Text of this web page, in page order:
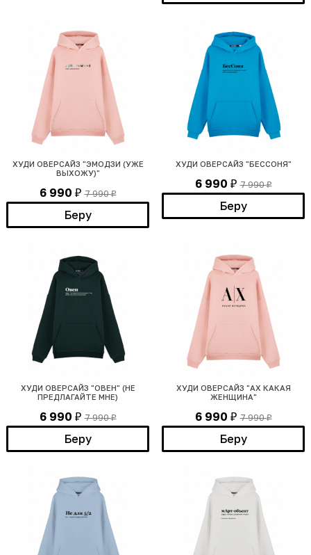
ХУДИ ОВЕРСАЙЗ "ЭМОДЗИ (УЖЕ
ВЫХОЖУ)"
6 990 ₽ 7 990₽
Беру
ХУДИ ОВЕРСАЙЗ "БЕССОНЯ"
6 990 ₽ 7 990₽
Беру
ХУДИ ОВЕРСАЙЗ "ОВЕН" (НЕ
ПРЕДЛАГАЙТЕ МНЕ)
6 990 ₽ 7 990₽
Беру
ХУДИ ОВЕРСАЙЗ "АХ КАКАЯ
ЖЕНЩИНА"
6 990 ₽ 7 990₽
Беру